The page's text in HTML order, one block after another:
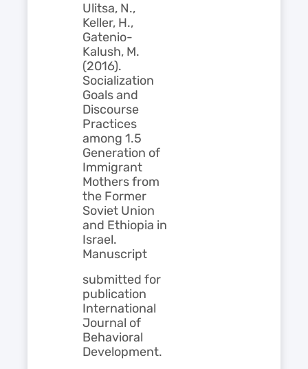
Ulitsa, N.,
Keller, H.,
Gatenio-
Kalush, M.
(2016).
Socialization
Goals and
Discourse
Practices
among 1.5
Generation of
Immigrant
Mothers from
the Former
Soviet Union
and Ethiopia in
Israel.
Manuscript
submitted for
publication
International
Journal of
Behavioral
Development.